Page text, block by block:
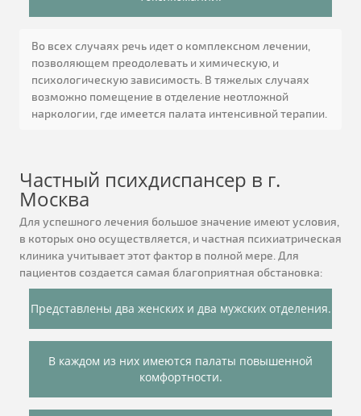
Во всех случаях речь идет о комплексном лечении,
позволяющем преодолевать и химическую, и
психологическую зависимость. В тяжелых случаях
возможно помещение в отделение неотложной
наркологии, где имеется палата интенсивной терапии.
Частный психдиспансер в г.
Москва
Для успешного лечения большое значение имеют условия,
в которых оно осуществляется, и частная психиатрическая
клиника учитывает этот фактор в полной мере. Для
пациентов создается самая благоприятная обстановка:
Представлены два женских и два мужских отделения.
В каждом из них имеются палаты повышенной
комфортности.